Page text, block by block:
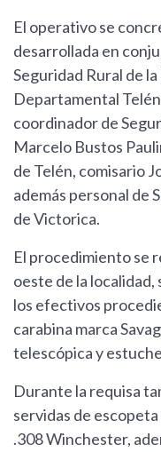
El operativo se
desarrollada en
Seguridad Rural de
Departamental
coordinador de
Marcelo Bustos
de Telén, comisario
además personal de
de Victorica.
El procedimiento se
oeste de la
los efectivos
carabina marca
telescópica y
Durante la requisa
servidas de
.308 Winchester,